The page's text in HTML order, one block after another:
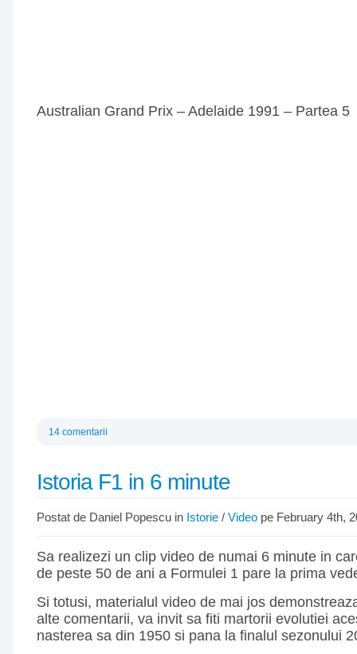
Australian Grand Prix – Adelaide 1991 – Partea 5
14 comentarii
Istoria F1 in 6 minute
Postat de Daniel Popescu in Istorie / Video pe February 4th,
Sa realizezi un clip video de numai 6 minute in
de peste 50 de ani a Formulei 1 pare la prima
Si totusi, materialul video de mai jos
alte comentarii, va invit sa fiti martorii evolutiei
nasterea sa din 1950 si pana la finalul sezonului